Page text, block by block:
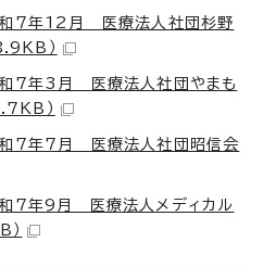
7年12月 医療法人社団杉野
）
7年3月 医療法人社団やまも
）
7年7月 医療法人社団昭信会
7年9月 医療法人メディカル